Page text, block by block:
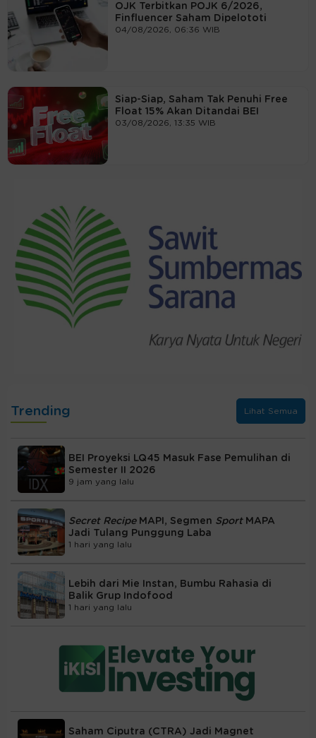
OJK Terbitkan POJK 6/2026,
Finfluencer Saham Dipelototi
04/08/2026, 06:36 WIB
Siap-Siap, Saham Tak Penuhi Free
Float 15% Akan Ditandai BEI
03/08/2026, 13:35 WIB
Trending Lihat Semua
BEI Proyeksi LQ45 Masuk Fase Pemulihan di
Semester II 2026
9 jam yang lalu
Secret RecipeMAPI, Segmen Sport MAPA
Jadi Tulang Punggung Laba
1 hari yang lalu
Lebih dari Mie Instan, Bumbu Rahasia di
Balik Grup Indofood
1 hari yang lalu
Saham Ciputra (CTRA) Jadi Magnet